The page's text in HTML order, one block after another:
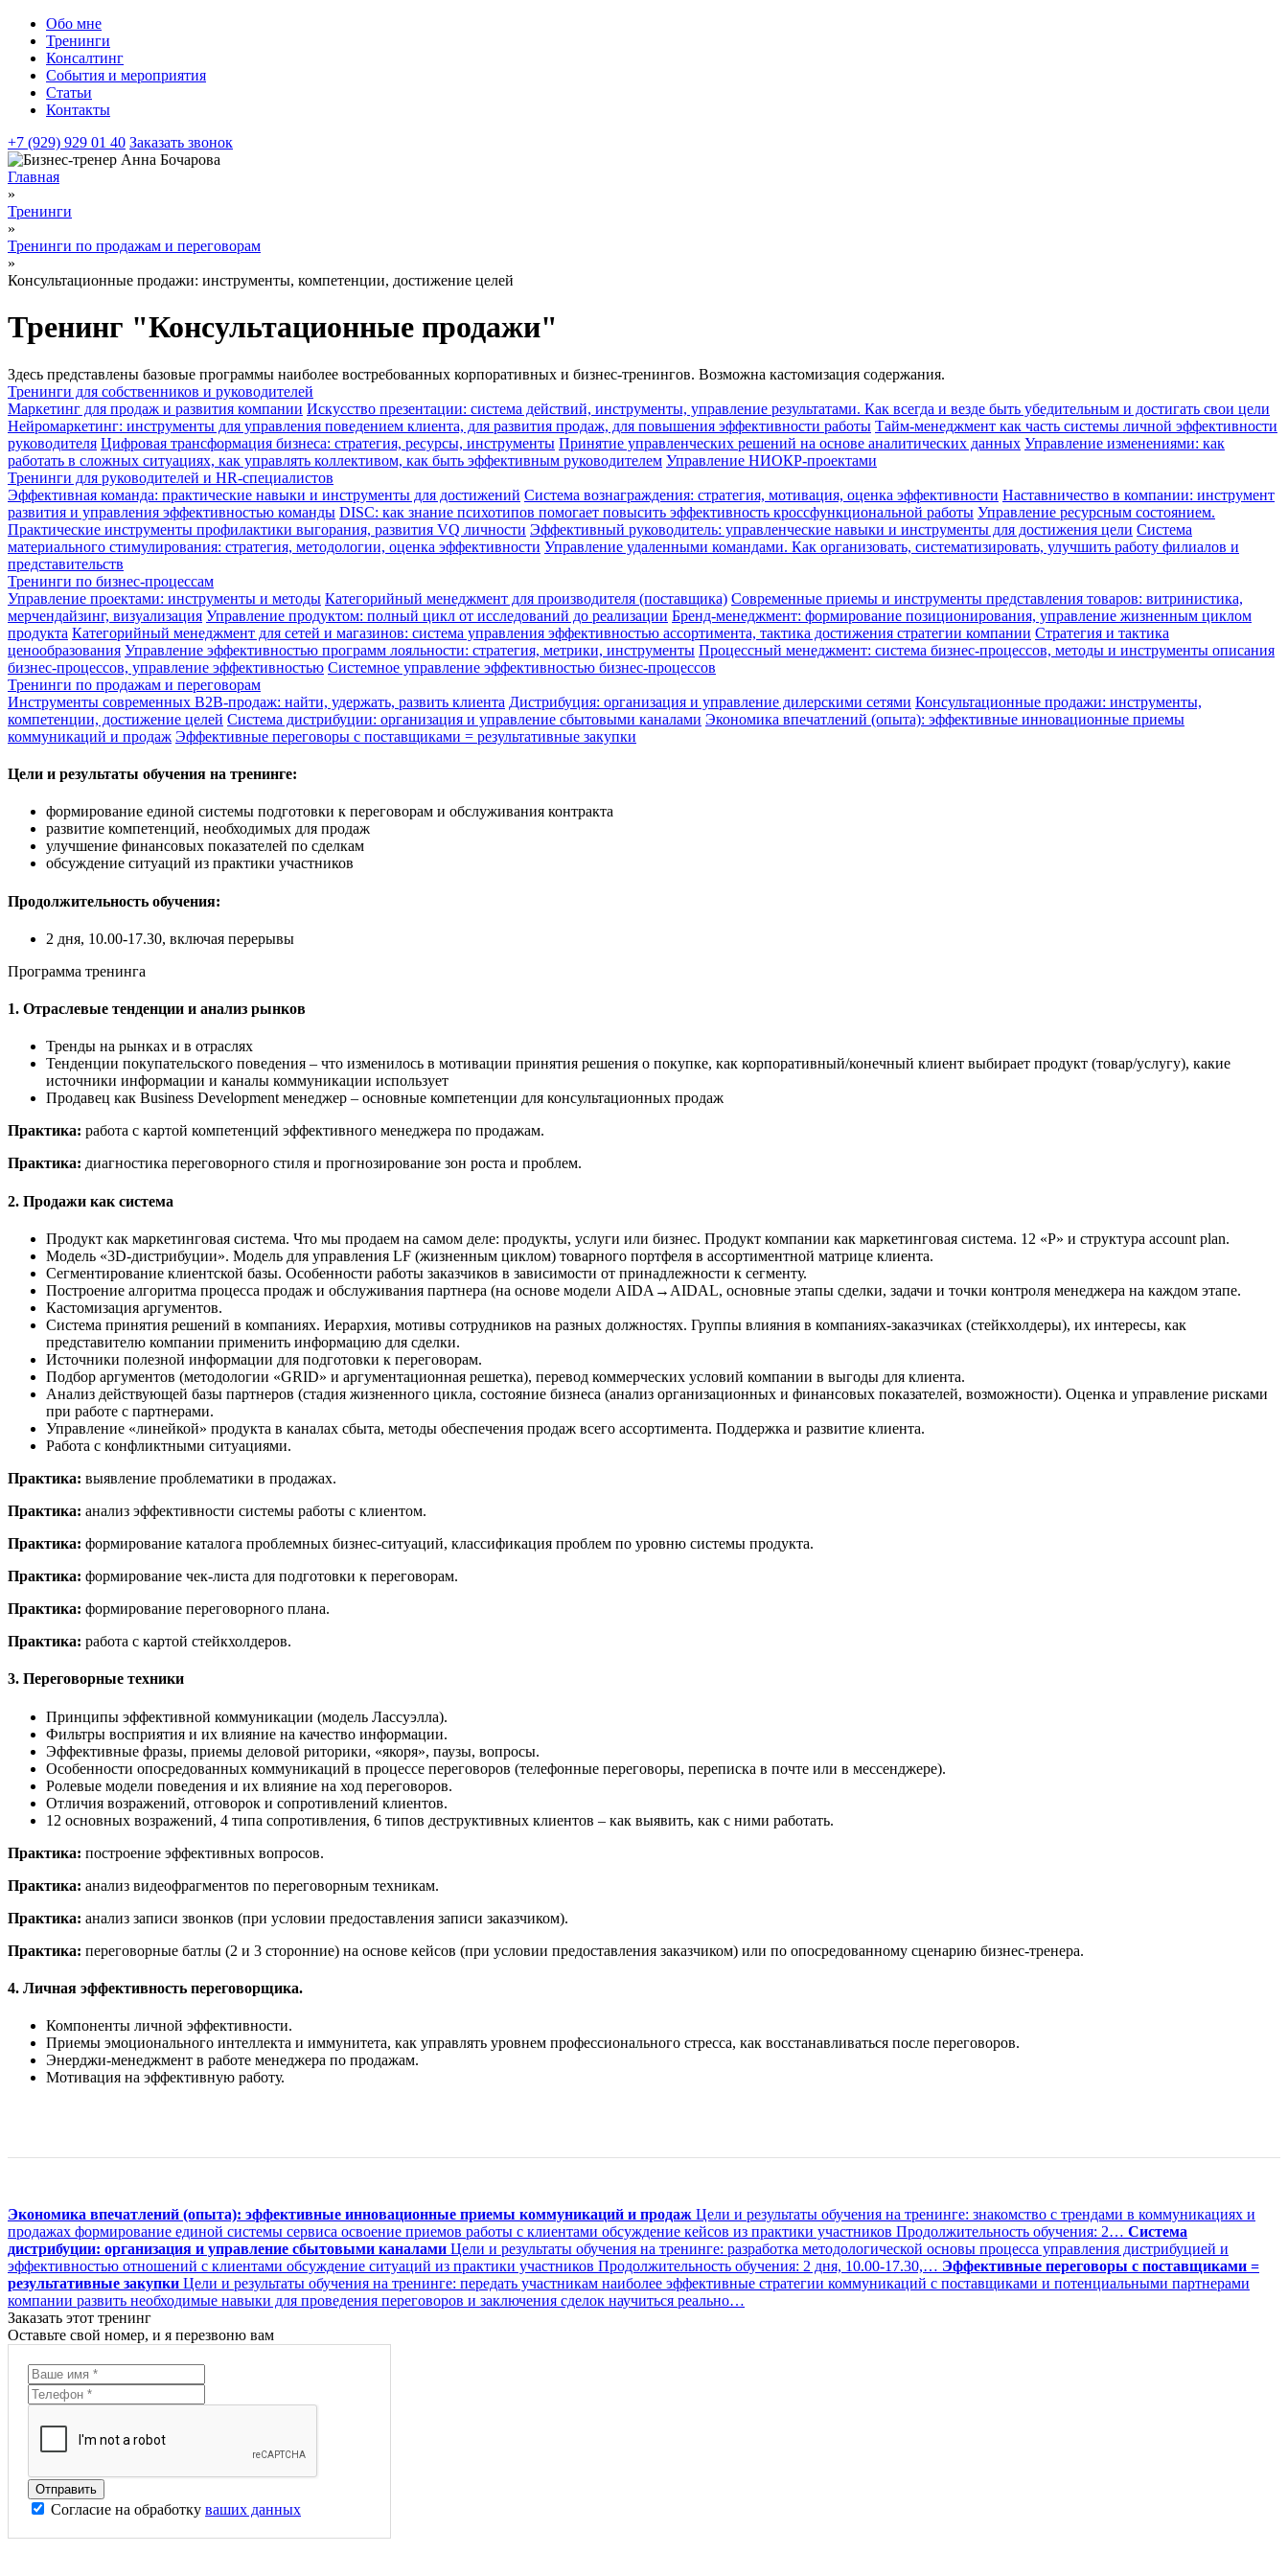
Обо мне
Тренинги
Консалтинг
События и мероприятия
Статьи
Контакты
+7 (929) 929 01 40 Заказать звонок
Главная
»
Тренинги
»
Тренинги по продажам и переговорам
»
Консультационные продажи: инструменты, компетенции, достижение целей
Тренинг "Консультационные продажи"
Здесь представлены базовые программы наиболее востребованных корпоративных и бизнес-тренингов. Возможна кастомизация содержания.
Тренинги для собственников и руководителей
Маркетинг для продаж и развития компании Искусство презентации: система действий, инструменты, управление результатами. Как всегда и везде быть убедительным и достигать свои цели
Нейромаркетинг: инструменты для управления поведением клиента, для развития продаж, для повышения эффективности работы Тайм-менеджмент как часть системы личной эффективности
руководителя Цифровая трансформация бизнеса: стратегия, ресурсы, инструменты Принятие управленческих решений на основе аналитических данных Управление изменениями: как
работать в сложных ситуациях, как управлять коллективом, как быть эффективным руководителем Управление НИОКР-проектами
Тренинги для руководителей и HR-специалистов
Эффективная команда: практические навыки и инструменты для достижений Система вознаграждения: стратегия, мотивация, оценка эффективности Наставничество в компании: инструмент
развития и управления эффективностью команды DISC: как знание психотипов помогает повысить эффективность кроссфункциональной работы Управление ресурсным состоянием.
Практические инструменты профилактики выгорания, развития VQ личности Эффективный руководитель: управленческие навыки и инструменты для достижения цели Система
материального стимулирования: стратегия, методологии, оценка эффективности Управление удаленными командами. Как организовать, систематизировать, улучшить работу филиалов и
представительств
Тренинги по бизнес-процессам
Управление проектами: инструменты и методы Категорийный менеджмент для производителя (поставщика) Современные приемы и инструменты представления товаров: витринистика,
мерчендайзинг, визуализация Управление продуктом: полный цикл от исследований до реализации Бренд-менеджмент: формирование позиционирования, управление жизненным циклом
продукта Категорийный менеджмент для сетей и магазинов: система управления эффективностью ассортимента, тактика достижения стратегии компании Стратегия и тактика
ценообразования Управление эффективностью программ лояльности: стратегия, метрики, инструменты Процессный менеджмент: система бизнес-процессов, методы и инструменты описания
бизнес-процессов, управление эффективностью Системное управление эффективностью бизнес-процессов
Тренинги по продажам и переговорам
Инструменты современных B2B-продаж: найти, удержать, развить клиента Дистрибуция: организация и управление дилерскими сетями Консультационные продажи: инструменты,
компетенции, достижение целей Система дистрибуции: организация и управление сбытовыми каналами Экономика впечатлений (опыта): эффективные инновационные приемы
коммуникаций и продаж Эффективные переговоры с поставщиками = результативные закупки
Цели и результаты обучения на тренинге:
формирование единой системы подготовки к переговорам и обслуживания контракта
развитие компетенций, необходимых для продаж
улучшение финансовых показателей по сделкам
обсуждение ситуаций из практики участников
Продолжительность обучения:
2 дня, 10.00-17.30, включая перерывы
Программа тренинга
1. Отраслевые тенденции и анализ рынков
Тренды на рынках и в отраслях
Тенденции покупательского поведения – что изменилось в мотивации принятия решения о покупке, как корпоративный/конечный клиент выбирает продукт (товар/услугу), какие
источники информации и каналы коммуникации использует
Продавец как Business Development менеджер – основные компетенции для консультационных продаж
Практика: работа с картой компетенций эффективного менеджера по продажам.
Практика: диагностика переговорного стиля и прогнозирование зон роста и проблем.
2. Продажи как система
Продукт как маркетинговая система. Что мы продаем на самом деле: продукты, услуги или бизнес. Продукт компании как маркетинговая система. 12 «P» и структура account plan.
Модель «3D-дистрибуции». Модель для управления LF (жизненным циклом) товарного портфеля в ассортиментной матрице клиента.
Сегментирование клиентской базы. Особенности работы заказчиков в зависимости от принадлежности к сегменту.
Построение алгоритма процесса продаж и обслуживания партнера (на основе модели AIDA→AIDAL, основные этапы сделки, задачи и точки контроля менеджера на каждом этапе.
Кастомизация аргументов.
Система принятия решений в компаниях. Иерархия, мотивы сотрудников на разных должностях. Группы влияния в компаниях-заказчиках (стейкхолдеры), их интересы, как
представителю компании применить информацию для сделки.
Источники полезной информации для подготовки к переговорам.
Подбор аргументов (методологии «GRID» и аргументационная решетка), перевод коммерческих условий компании в выгоды для клиента.
Анализ действующей базы партнеров (стадия жизненного цикла, состояние бизнеса (анализ организационных и финансовых показателей, возможности). Оценка и управление рисками
при работе с партнерами.
Управление «линейкой» продукта в каналах сбыта, методы обеспечения продаж всего ассортимента. Поддержка и развитие клиента.
Работа с конфликтными ситуациями.
Практика: выявление проблематики в продажах.
Практика: анализ эффективности системы работы с клиентом.
Практика: формирование каталога проблемных бизнес-ситуаций, классификация проблем по уровню системы продукта.
Практика: формирование чек-листа для подготовки к переговорам.
Практика: формирование переговорного плана.
Практика: работа с картой стейкхолдеров.
3. Переговорные техники
Принципы эффективной коммуникации (модель Лассуэлла).
Фильтры восприятия и их влияние на качество информации.
Эффективные фразы, приемы деловой риторики, «якоря», паузы, вопросы.
Особенности опосредованных коммуникаций в процессе переговоров (телефонные переговоры, переписка в почте или в мессенджере).
Ролевые модели поведения и их влияние на ход переговоров.
Отличия возражений, отговорок и сопротивлений клиентов.
12 основных возражений, 4 типа сопротивления, 6 типов деструктивных клиентов – как выявить, как с ними работать.
Практика: построение эффективных вопросов.
Практика: анализ видеофрагментов по переговорным техникам.
Практика: анализ записи звонков (при условии предоставления записи заказчиком).
Практика: переговорные батлы (2 и 3 сторонние) на основе кейсов (при условии предоставления заказчиком) или по опосредованному сценарию бизнес-тренера.
4. Личная эффективность переговорщика.
Компоненты личной эффективности.
Приемы эмоционального интеллекта и иммунитета, как управлять уровнем профессионального стресса, как восстанавливаться после переговоров.
Энерджи-менеджмент в работе менеджера по продажам.
Мотивация на эффективную работу.
Оставить отзыв
Экономика впечатлений (опыта): эффективные инновационные приемы коммуникаций и продаж Цели и результаты обучения на тренинге: знакомство с трендами в коммуникациях и
продажах формирование единой системы сервиса освоение приемов работы с клиентами обсуждение кейсов из практики участников Продолжительность обучения: 2… Система
дистрибуции: организация и управление сбытовыми каналами Цели и результаты обучения на тренинге: разработка методологической основы процесса управления дистрибуцией и
эффективностью отношений с клиентами обсуждение ситуаций из практики участников Продолжительность обучения: 2 дня, 10.00-17.30,… Эффективные переговоры с поставщиками =
результативные закупки Цели и результаты обучения на тренинге: передать участникам наиболее эффективные стратегии коммуникаций с поставщиками и потенциальными партнерами
компании развить необходимые навыки для проведения переговоров и заключения сделок научиться реально…
Заказать этот тренинг
Оставьте свой номер, и я перезвоню вам
Согласие на обработку ваших данных